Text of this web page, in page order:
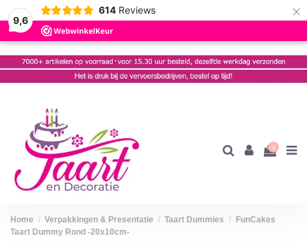
9,6
614 Reviews ×
0
Home Verpakkingen & Presentatie Taart Dummies
FunCakes
Taart Dummy Rond -20x10cm-